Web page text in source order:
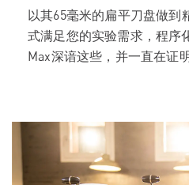
以其65毫米的扁平刀盘做到
式满足您的实验需求，程序
Max深谙这些，并一直在证明